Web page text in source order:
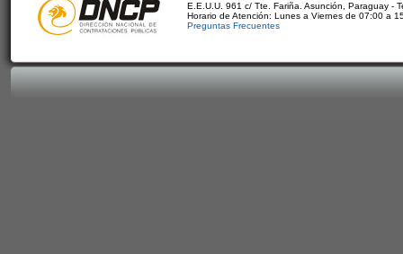
E.E.U.U. 961 c/ Tte. Fariña. Asunción, Paraguay -
Horario de Atención: Lunes a Viernes de 07:00 a
Preguntas Frecuentes